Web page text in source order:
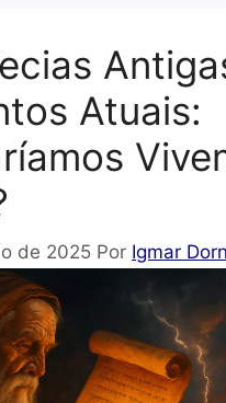
Atuais:
de 2025 Por Igmar